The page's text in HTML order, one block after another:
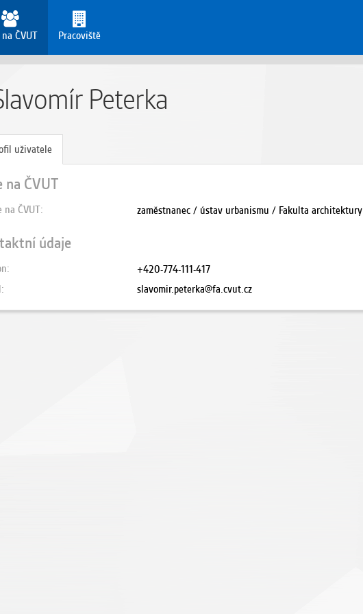
ČVUT Pracoviště
Peterka
uživatele
na ČVUT
na ČVUT zaměstnanec / ústav urbanismu / Fakulta architektury
údaje
+420-774-111-417
slavomir.peterka@fa.cvut.cz